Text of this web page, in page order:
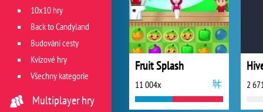
Fruit Splash
11 004x 2
10x10 hry
Back to Candyland
Budování cesty
Kvízové hry
Všechny kategorie
Multiplayer hry